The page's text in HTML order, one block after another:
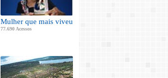
Mulher que mais viveu
77.690 Acessos